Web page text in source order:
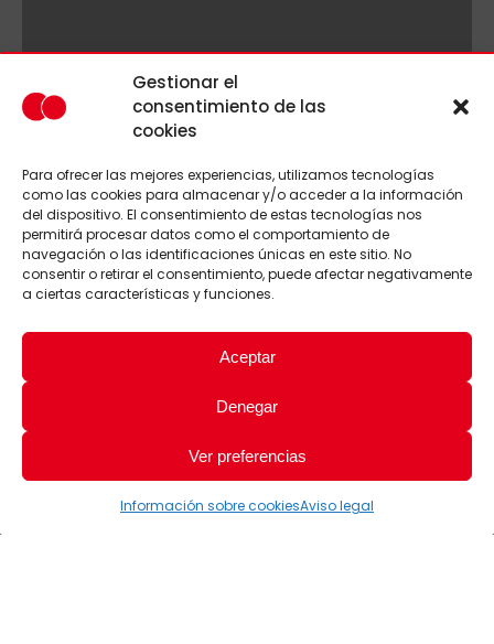
Gestionar el
consentimiento de las
cookies
Para ofrecer las mejores experiencias, utilizamos tecnologías
como las cookies para almacenar y/o acceder a la información
del dispositivo. El consentimiento de estas tecnologías nos
permitirá procesar datos como el comportamiento de
navegación o las identificaciones únicas en este sitio. No
consentir o retirar el consentimiento, puede afectar negativamente
a ciertas características y funciones.
Aceptar
Denegar
Ver preferencias
Información sobre cookiesAviso legal